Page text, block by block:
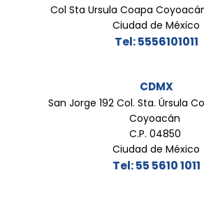
Col Sta Ursula Coapa
Ciudad de México
Tel: 5556101011
CDMX
San Jorge 192 Col. Sta. Úrsula
Coyoacán
C.P. 04850
Ciudad de México
Tel: 55 5610 1011